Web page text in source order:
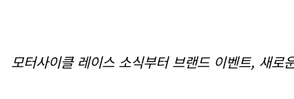
모터사이클 레이스 소식부터 브랜드 이벤트, 새